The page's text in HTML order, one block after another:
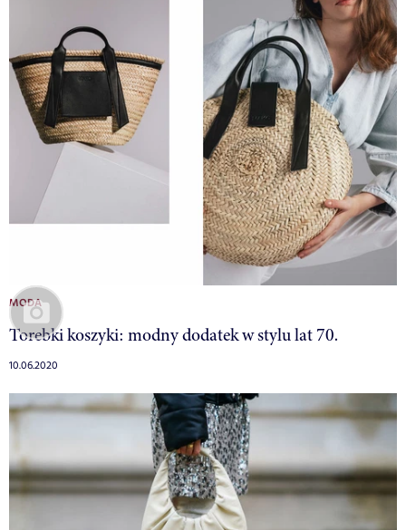
MODA
Torebki koszyki: modny dodatek w stylu lat 70.
10.06.2020